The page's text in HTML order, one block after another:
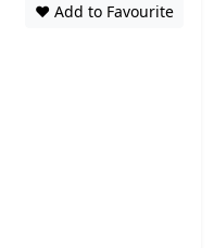
❤️ Add to Favourite